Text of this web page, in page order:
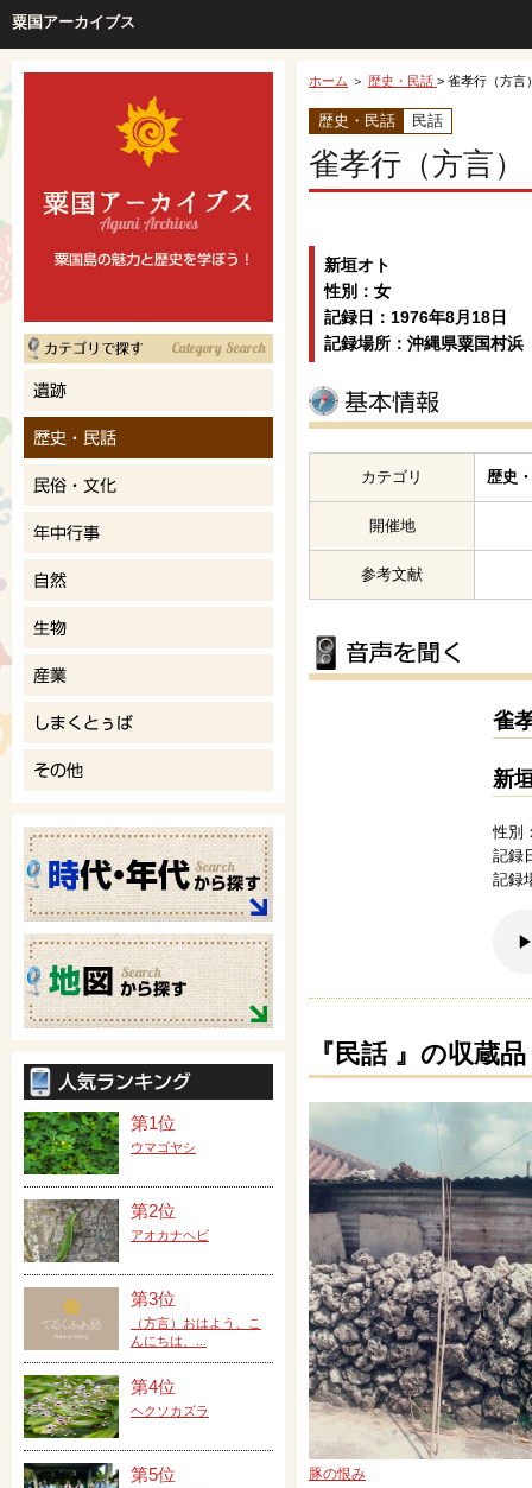
粟国アーカイブス
ホーム ＞ 歴史・民話 > 雀孝行（方言
歴史・民話 民話
雀孝行（方言
新垣オト
性別：女
記録日：1976年8月18日
記録場所：沖縄県粟国村
カテゴリ 歴史
開催地
参考文献
雀
新
性別
記録
記録
『民話 』の収蔵品
豚の恨み
第1位
ウマゴヤシ
第2位
アオカナヘビ
第3位
（方言）おはよう、こ
んにちは、...
第4位
ヘクソカズラ
第5位